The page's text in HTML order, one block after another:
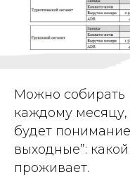
Можно
каждому месяцу,
будет
выходные”:
проживает.